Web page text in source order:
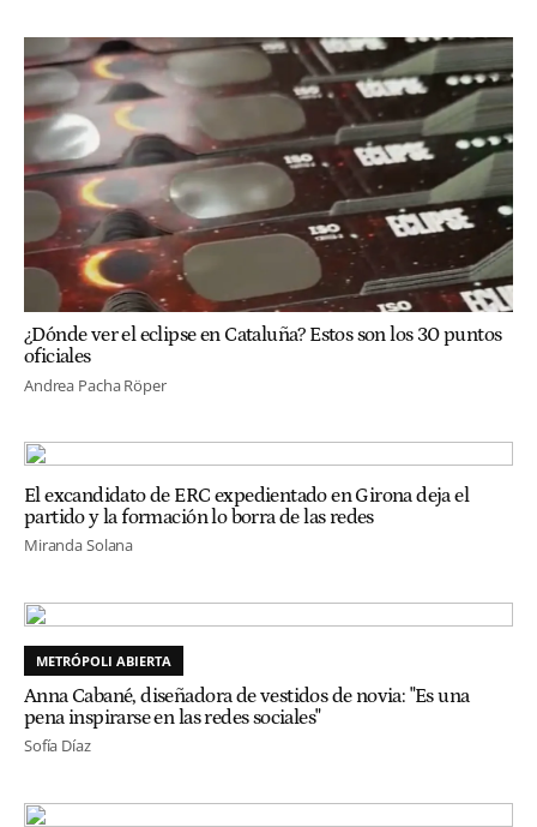
¿Dónde ver el eclipse en Cataluña? Estos son los 30 puntos
oficiales
Andrea Pacha Röper
El excandidato de ERC expedientado en Girona deja el
partido y la formación lo borra de las redes
Miranda Solana
METRÓPOLI ABIERTA
Anna Cabané, diseñadora de vestidos de novia: "Es una
pena inspirarse en las redes sociales"
Sofía Díaz